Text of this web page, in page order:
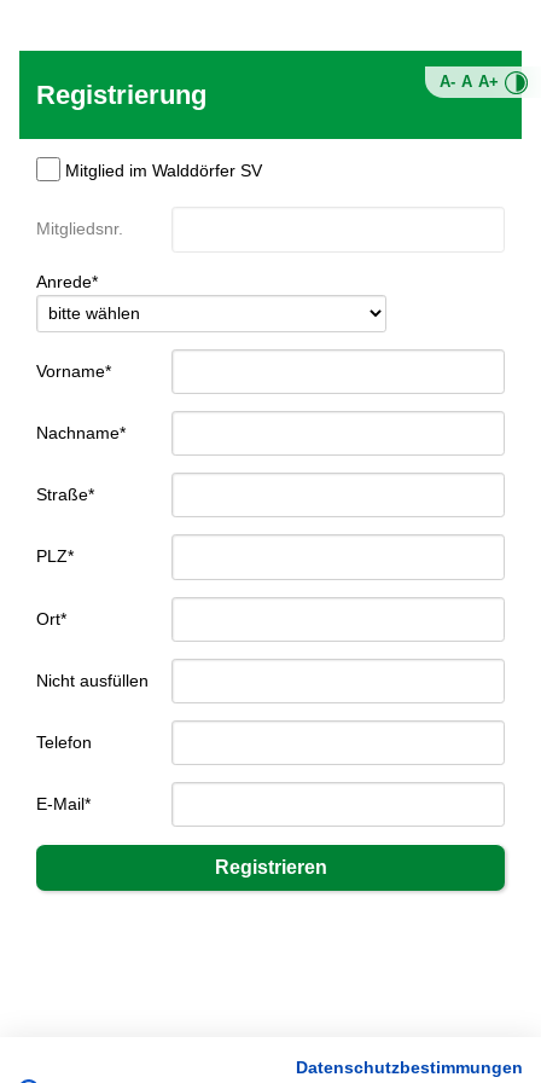
A- A A+
Registrierung
Mitglied im Walddörfer SV
Mitgliedsnr.
Anrede*
Vorname*
Nachname*
Straße*
PLZ*
Ort*
Nicht ausfüllen
Telefon
E-Mail*
Datenschutzbestimmungen